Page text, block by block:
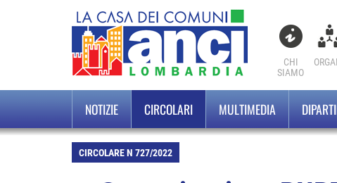
CHI
SIAMO
NOTIZIE CIRCOLARI MULTIMEDIA
CIRCOLARE N 727/2022